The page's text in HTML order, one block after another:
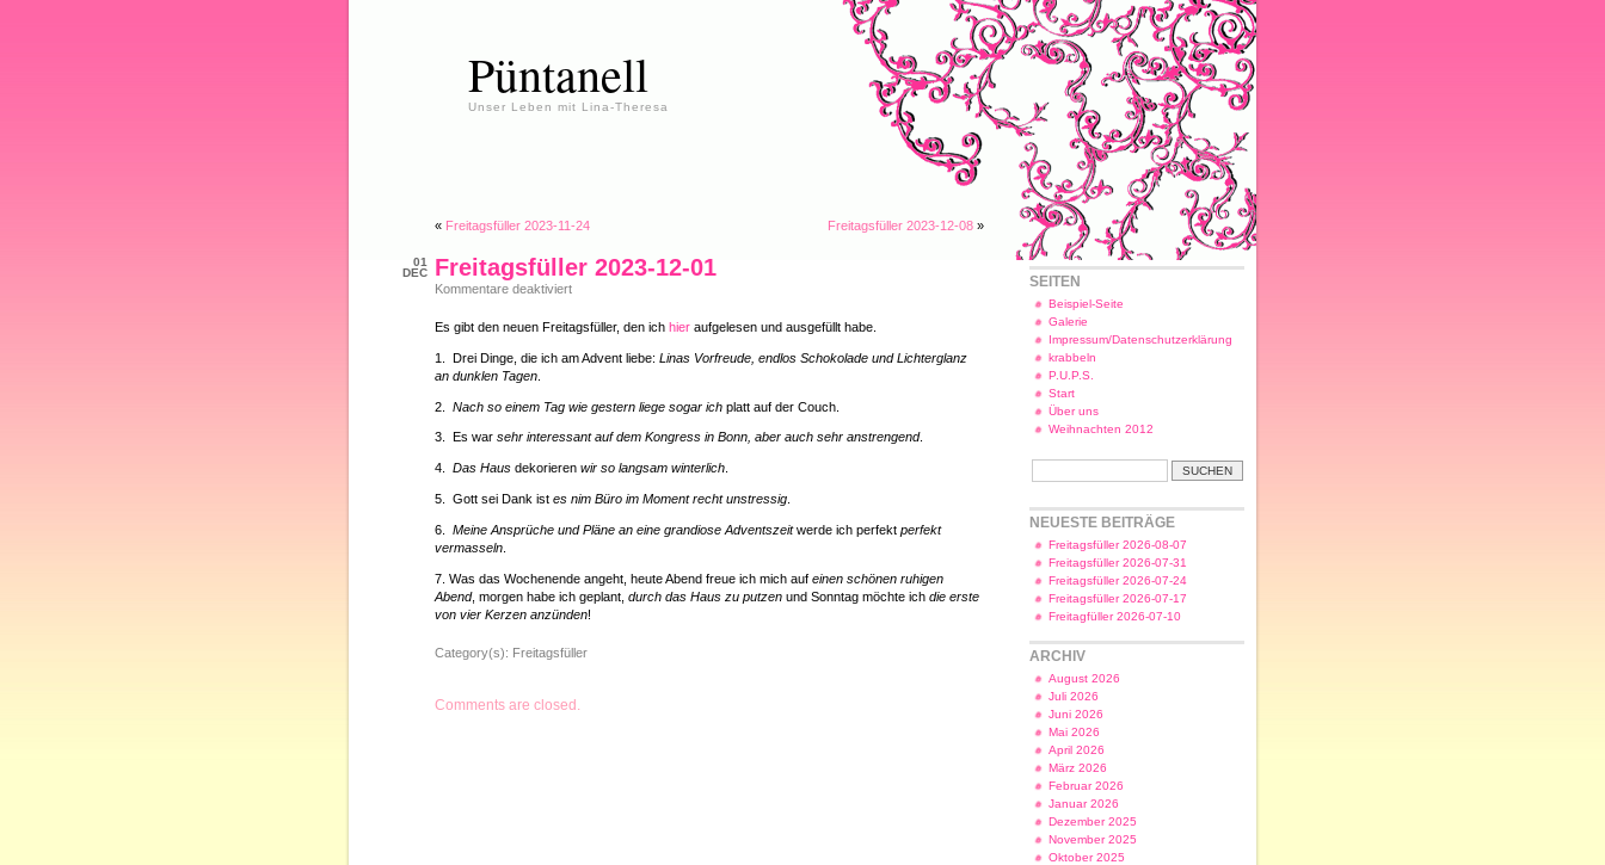
Püntanell
Unser Leben mit Lina-Theresa
« Freitagsfüller 2023-11-24 Freitagsfüller 2023-12-08 »
01
DEC
Freitagsfüller 2023-12-01
Kommentare deaktiviertfür
12-
Es gibt den neuen Freitagsfüller, den ich hier aufgelesen und ausgefüllt habe.
1. Drei Dinge, die ich am Advent liebe: Linas Vorfreude, endlos Schokolade und Lichterglanz
an dunklen Tagen
2. Nach so einem Tag wie gestern liege sogar ich platt auf der Couch.
3. Es war sehr interessant auf dem Kongress in Bonn, aber auch sehr anstrengend.
4. Das Haus dekorieren wir so langsam winterlich
5. Gott sei Dank ist es nim Büro im Moment recht unstressig
6. Meine Ansprüche und Pläne an eine grandiose Adventszeitwerde ich perfekt perfekt
vermasseln
7. Was das Wochenende angeht, heute Abend freue ich mich auf einen schönen ruhigen
Abend, morgen habe ich geplant, durch das Haus zu putzen und Sonntag möchte ich die erste
von vier Kerzen anzünden!
Category(s): Freitagsfüller
Comments are closed.
SEITEN
Beispiel-Seite
Galerie
Impressum/Datenschutzerklärung
krabbeln
P.U.P.S.
Start
Über uns
Weihnachten 2012
NEUESTE BEITRÄGE
Freitagsfüller 2026-08-07
Freitagsfüller 2026-07-31
Freitagsfüller 2026-07-24
Freitagsfüller 2026-07-17
Freitagfüller 2026-07-10
ARCHIV
August 2026
Juli 2026
Juni 2026
Mai 2026
April 2026
März 2026
Februar 2026
Januar 2026
Dezember 2025
November 2025
Oktober 2025